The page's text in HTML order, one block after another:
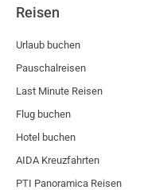
Reisen
Urlaub buchen
Pauschalreisen
Last Minute Reisen
Flug buchen
Hotel buchen
AIDA Kreuzfahrten
PTI Panoramica Reisen